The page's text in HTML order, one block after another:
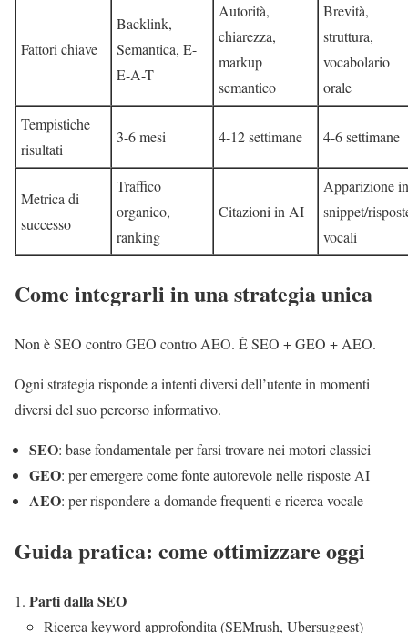
Fattori chiave
Backlink,
Semantica, E-
E-A-T
Autorità,
chiarezza,
markup
semantico
Brevità,
struttura,
vocabolario
orale
Tempistiche
risultati
3-6 mesi 4-12 settimane 4-6 settimane
Metrica di
successo
Traffico
organico,
ranking
Citazioni in AI
Apparizione in
snippet/
vocali
Come integrarli in una strategia unica
Non è SEO contro GEO contro AEO. È SEO + GEO + AEO.
Ogni strategia risponde a intenti diversi dell’utente in momenti
diversi del suo percorso informativo.
SEO: base fondamentale per farsi trovare nei motori classici
GEO: per emergere come fonte autorevole nelle risposte AI
AEO: per rispondere a domande frequenti e ricerca vocale
Guida pratica: come ottimizzare oggi
Parti dalla SEO
Ricerca keyword approfondita (SEMrush, Ubersuggest)